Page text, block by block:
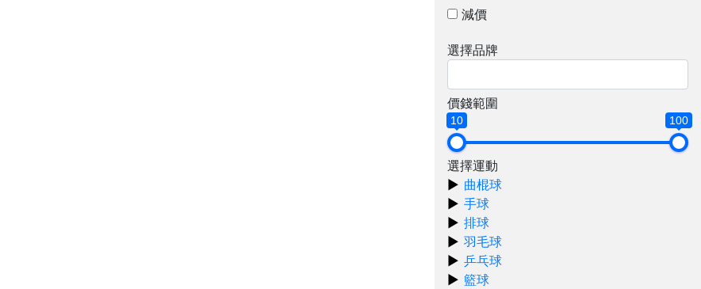
減價
選擇品牌
價錢範圍
10 100
選擇運動
曲棍球
手球
排球
羽毛球
乒乓球
籃球